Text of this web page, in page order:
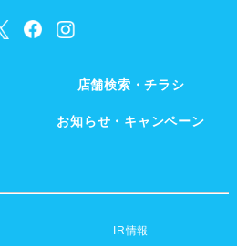
店舗検索・チラシ
お知らせ・キャンペーン
IR情報